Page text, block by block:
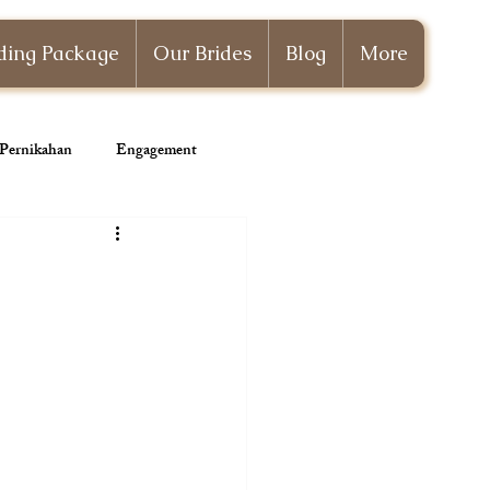
Package Our Brides Blog More
Engagement
Wedding Planner